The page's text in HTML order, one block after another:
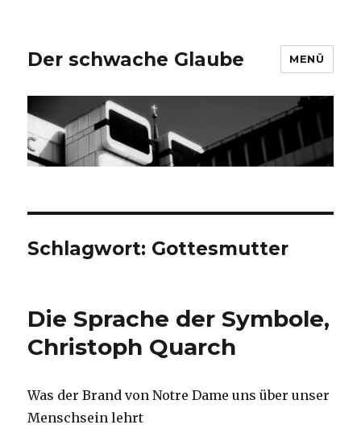
Der schwache Glaube MENÜ
Schlagwort: Gottesmutter
Die Sprache der Symbole,
Christoph Quarch
Was der Brand von Notre Dame uns über unser
Menschsein lehrt